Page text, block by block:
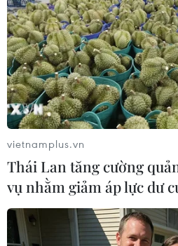
Mỹ-châu Phi chú trọng
vietnamplus.vn
Thái Lan tăng cường
vụ nhằm giảm áp lực dư